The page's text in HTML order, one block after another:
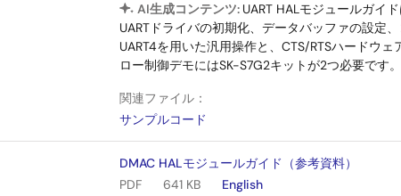
AI生成コンテンツ: UART HALモジュールガイ
UARTドライバの初期化、データバッファの設定
UART4を用いた汎用操作と、CTS/RTSハードウ
ロー制御デモにはSK-S7G2キットが2つ必要です
関連ファイル：
サンプルコード
DMAC HALモジュールガイド（参考資料）
PDF
641 KB
English